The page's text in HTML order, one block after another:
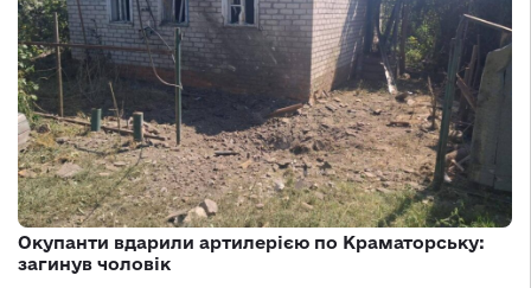
Окупанти вдарили артилерією по Краматорську:
загинув чоловік